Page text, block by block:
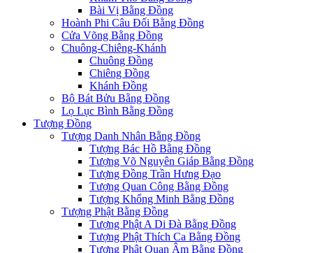
Bài Vị Bằng Đồng
Hoành Phi Câu Đối Bằng Đồng
Cửa Võng Bằng Đồng
Chuông-Chiêng-Khánh
Chuông Đồng
Chiêng Đồng
Khánh Đồng
Bộ Bát Bửu Bằng Đồng
Lọ Lục Bình Bằng Đồng
Tượng Đồng
Tượng Danh Nhân Bằng Đồng
Tượng Bác Hồ Bằng Đồng
Tượng Võ Nguyên Giáp Bằng Đồng
Tượng Đồng Trần Hưng Đạo
Tượng Quan Công Bằng Đồng
Tượng Khổng Minh Bằng Đồng
Tượng Phật Bằng Đồng
Tượng Phật A Di Đà Bằng Đồng
Tượng Phật Thích Ca Bằng Đồng
Tượng Phật Quan Âm Bằng Đồng